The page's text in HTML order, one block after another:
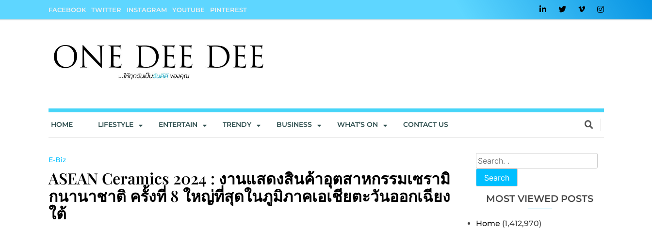
FACEBOOK TWITTER INSTAGRAM YOUTUBE PINTEREST
HOME LIFESTYLE ENTERTAIN TRENDY BUSINESS WHAT’S ON CONTACT US
Search
MOST VIEWED POSTS
Home (1,412,970)
E-Biz
ASEAN Ceramics 2024 : งานแสดงสินค้าอุตสาหกรรมเซรามิ
กนานาชาติ ครั้งที่ 8 ใหญ่ที่สุดในภูมิภาคเอเชียตะวันออกเฉียง
ใต้